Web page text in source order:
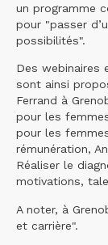
un programme
pour "passer
possibilités".
Des webinaires
sont ainsi
Ferrand à
pour les
pour les
rémunération,
Réaliser le
motivations,
A noter, à
et carrière".